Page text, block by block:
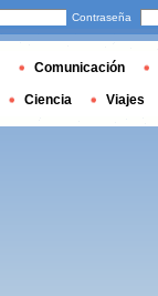
Contraseña
Comunicación
Ciencia Viajes